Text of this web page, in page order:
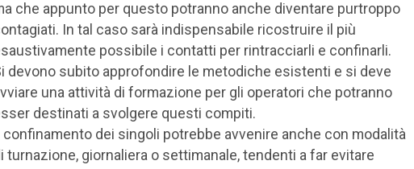
che appunto per questo potranno anche diventare purtroppo
In tal caso sarà indispensabile ricostruire il più
possibile i contatti per rintracciarli e confinarli.
devono subito approfondire le metodiche esistenti e si deve
una attività di formazione per gli operatori che potranno
destinati a svolgere questi compiti.
Il confinamento dei singoli potrebbe avvenire anche con modalità
turnazione, giornaliera o settimanale, tendenti a far evitare